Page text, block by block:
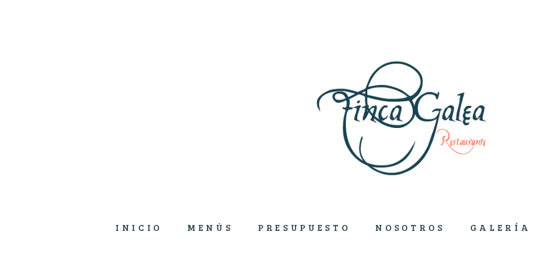
INICIO MENÚS PRESUPUESTO NOSOTROS GALERÍA